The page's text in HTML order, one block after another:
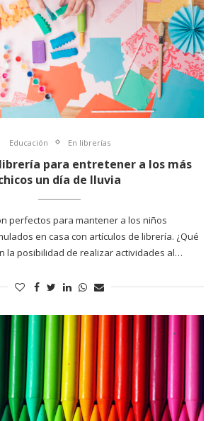
Educación En librerías
para entretener a los más
un día de lluvia
perfectos para mantener a los niños
en casa con artículos de librería. ¿Qué
la posibilidad de realizar actividades al…